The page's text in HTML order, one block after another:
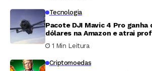
Tecnologia
Pacote DJI Mavic 4 Pro
dólares na Amazon e atrai
1 Min Leitura
Criptomoedas